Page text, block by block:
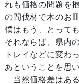
れも価格の問題を
の間伐材で木のお
僕はもう、とって
それならば、県内
トレイなどに変わ
あということを思
当然価格差はあ